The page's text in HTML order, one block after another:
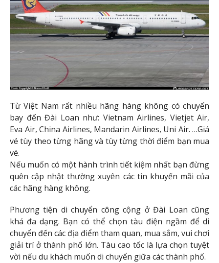
Từ Việt Nam rất nhiều hãng hàng không có chuyến
bay đến Đài Loan như: Vietnam Airlines, Vietjet Air,
Eva Air, China Airlines, Mandarin Airlines, Uni Air. …Giá
vé tùy theo từng hãng và tùy từng thời điểm bạn mua
vé.
Nếu muốn có một hành trình tiết kiệm nhất bạn đừng
quên cập nhật thường xuyên các tin khuyến mãi của
các hãng hàng không.
Phương tiện di chuyển công cộng ở Đài Loan cũng
khá đa dạng. Bạn có thể chọn tàu điện ngầm để di
chuyển đến các địa điểm tham quan, mua sắm, vui chơi
giải trí ở thành phố lớn. Tàu cao tốc là lựa chọn tuyệt
vời nếu du khách muốn di chuyển giữa các thành phố.